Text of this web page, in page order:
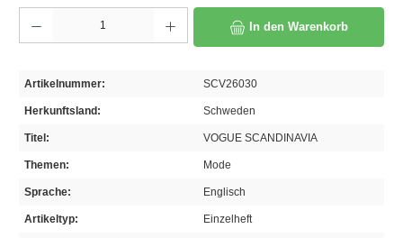
In den Warenkorb
Artikelnummer: SCV26030
Herkunftsland: Schweden
Titel: VOGUE SCANDINAVIA
Themen: Mode
Sprache: Englisch
Artikeltyp: Einzelheft